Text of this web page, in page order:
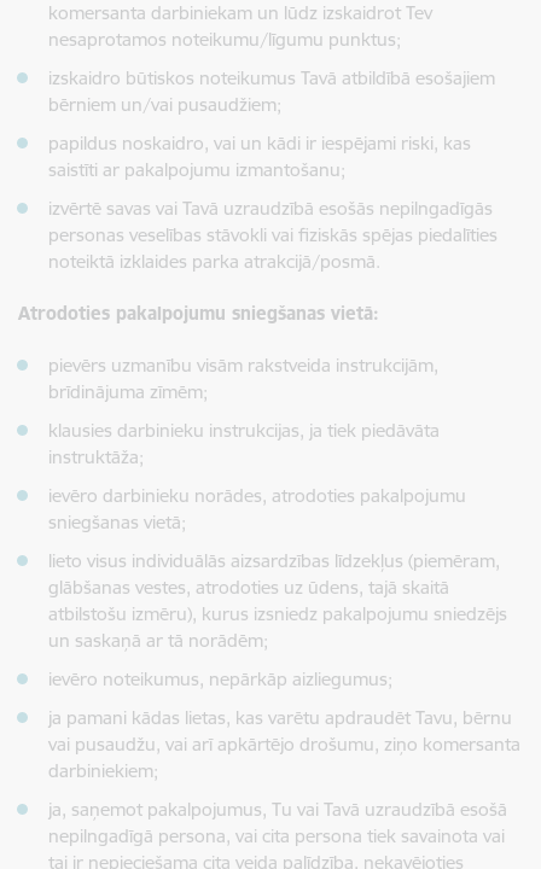
komersanta darbiniekam un lūdz izskaidrot Tev
nesaprotamos noteikumu/līgumu punktus;
izskaidro būtiskos noteikumus Tavā atbildībā esošajiem
bērniem un/vai pusaudžiem;
papildus noskaidro, vai un kādi ir iespējami riski, kas
saistīti ar pakalpojumu izmantošanu;
izvērtē savas vai Tavā uzraudzībā esošās nepilngadīgās
personas veselības stāvokli vai fiziskās spējas piedalīties
noteiktā izklaides parka atrakcijā/posmā.
Atrodoties pakalpojumu sniegšanas vietā:
pievērs uzmanību visām rakstveida instrukcijām,
brīdinājuma zīmēm;
klausies darbinieku instrukcijas, ja tiek piedāvāta
instruktāža;
ievēro darbinieku norādes, atrodoties pakalpojumu
sniegšanas vietā;
lieto visus individuālās aizsardzības līdzekļus (piemēram,
glābšanas vestes, atrodoties uz ūdens, tajā skaitā
atbilstošu izmēru), kurus izsniedz pakalpojumu sniedzējs
un saskaņā ar tā norādēm;
ievēro noteikumus, nepārkāp aizliegumus;
ja pamani kādas lietas, kas varētu apdraudēt Tavu, bērnu
vai pusaudžu, vai arī apkārtējo drošumu, ziņo komersanta
darbiniekiem;
ja, saņemot pakalpojumus, Tu vai Tavā uzraudzībā esošā
nepilngadīgā persona, vai cita persona tiek savainota vai
tai ir nepieciešama cita veida palīdzība, nekavējoties